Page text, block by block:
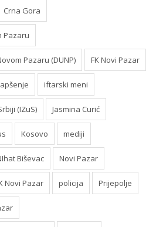
Crna Gora
Pazaru
Pazaru (DUNP) FK Novi Pazar
iftarski meni
(IZuS) Jasmina Curić
Kosovo mediji
Biševac Novi Pazar
Novi Pazar policija Prijepolje